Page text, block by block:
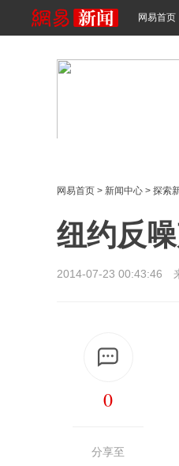
网易首页
网易首页 > 新闻中心 > 探索
纽约反
2014-07-23 00:43:46
0
分享至